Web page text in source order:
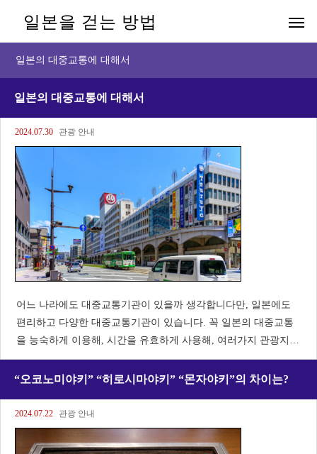
일본을 걷는 방법
일본의 대중교통에 대해서
일본의 대중교통에 대해서
2024.07.30 관광 안내
어느 나라에도 대중교통기관이 있을까 생각합니다만, 일본에도
편리하고 다양한 대중교통기관이 있습니다. 꼭 일본의 대중교통
을 능숙하게 이용해, 시간을 유효하게 사용해, 여러가지 관광지를
방문해 보지 않겠습니까? 1. 일본의 대중교통기관의 종류【전철(J
R, 사철)】 일본 전국을 망라하는 철도선으로, 특히 도시간 이동
“오코노미야키” “히로시마야키” “몬자야키”의 차이는?
2024.07.22 관광 안내